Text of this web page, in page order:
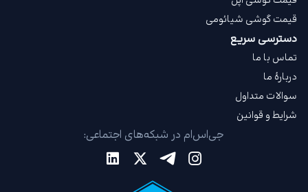
قیمت گوشی شیائومی
دسترسی سریع
تماس با ما
دربارهٔ ما
سوالات متداول
شرایط و قوانین
جی‌اس‌ام در شبکه‌های اجتماعی: